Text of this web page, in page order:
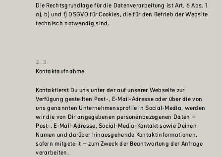
Die Rechtsgrundlage für die Datenverarbeitung ist Art. 6 Abs. 1
a), b) und f) DSGVO für Cookies, die für den Betrieb der Website
technisch notwendig sind.
Kontaktaufnahme
Kontaktierst Du uns unter der auf unserer Webseite zur
Verfügung gestellten Post-, E-Mail-Adresse oder über die von
uns genannten Unternehmensprofile in Social-Media, werden
wir die von Dir angegebenen personenbezogenen Daten –
Post-, E-Mail-Adresse, Social-Media-Kontakt sowie Deinen
Namen und darüber hinausgehende Kontaktinformationen,
sofern mitgeteilt – zum Zweck der Beantwortung der Anfrage
verarbeiten.